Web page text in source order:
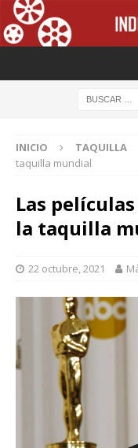
INICIO TAQUILLA
taquilla mundial
Las
la taquilla
22 octubre, 2021